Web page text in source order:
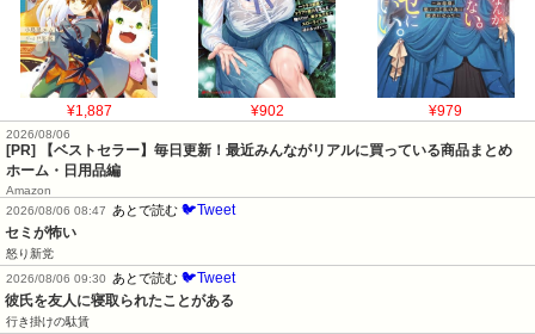
¥1,887 ¥902 ¥979
2026/08/06
[PR] 【ベストセラー】毎日更新！最近みんながリアルに買っている商品まとめ
ホーム・日用品編
Amazon
2026/08/06 08:47
あとで読む 🐦Tweet
セミが怖い
怒り新党
2026/08/06 09:30
あとで読む 🐦Tweet
彼氏を友人に寝取られたことがある
行き掛けの駄賃